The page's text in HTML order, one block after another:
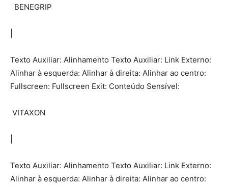
BENEGRIP
Texto Auxiliar: Alinhamento Texto Auxiliar: Link Externo:
Alinhar à esquerda: Alinhar à direita: Alinhar ao centro:
Fullscreen: Fullscreen Exit: Conteúdo Sensível:
VITAXON
Texto Auxiliar: Alinhamento Texto Auxiliar: Link Externo:
Alinhar à esquerda: Alinhar à direita: Alinhar ao centro: